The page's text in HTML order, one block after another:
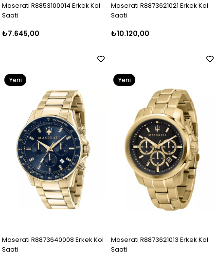
Maserati R8853100014 Erkek Kol
Saati
₺7.645,00
Maserati R8873621021 Erkek Kol
Saati
₺10.120,00
Maserati R8873640008 Erkek Kol
Saati
Yeni
Maserati R8873621013 Erkek Kol
Saati
Yeni